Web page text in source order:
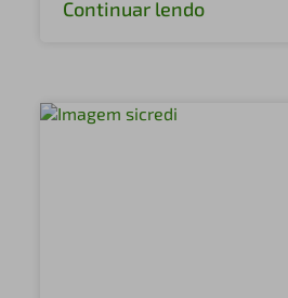
Continuar lendo